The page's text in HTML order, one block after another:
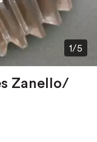
1/5
Zanello/